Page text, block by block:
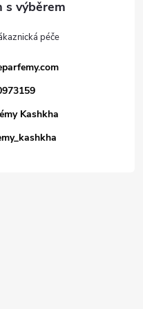
Kashkha